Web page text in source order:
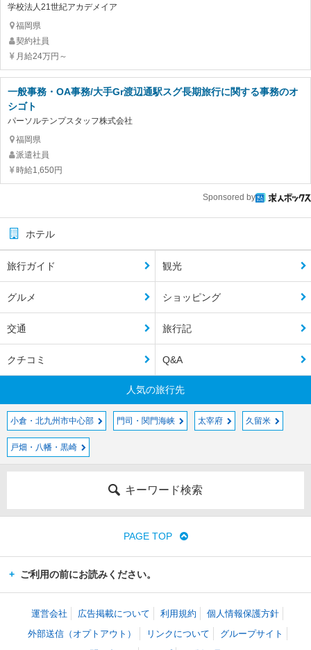
学校法人21世紀アカデメイア
福岡県
契約社員
月給24万円～
一般事務・OA事務/大手Gr渡辺通駅スグ長期旅行に関する事務のオ
シゴト
パーソルテンプスタッフ株式会社
福岡県
派遣社員
時給1,650円
Sponsored by
ホテル
旅行ガイド 観光
グルメ ショッピング
交通 旅行記
クチコミ Q&A
人気の旅行先
小倉・北九州市中心部 門司・関門海峡 太宰府 久留米
戸畑・八幡・黒崎
キーワード検索
PAGE TOP
ご利用の前にお読みください。
運営会社 広告掲載について 利用規約
個人情報保護方針
外部送信（オプトアウト）
リンクについて
グループサイト